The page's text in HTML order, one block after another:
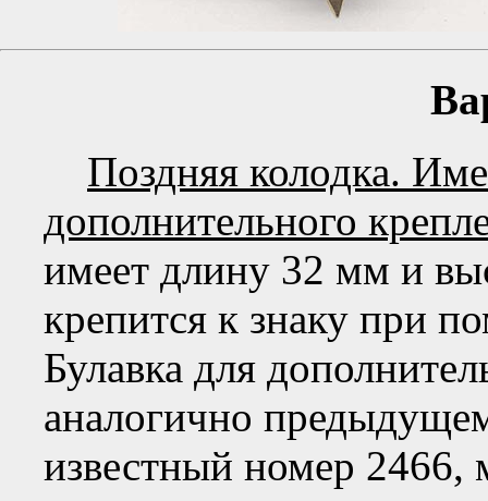
Поздняя колодка.
дополнительного
имеет длину 32 мм и
крепится к знаку при
Булавка для
аналогично
известный номер 2466,